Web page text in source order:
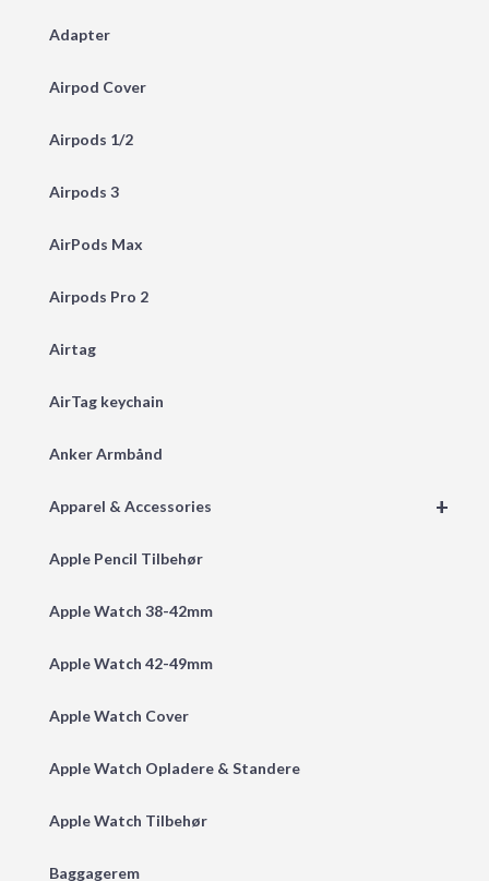
Adapter
Airpod Cover
Airpods 1/2
Airpods 3
AirPods Max
Airpods Pro 2
Airtag
AirTag keychain
Anker Armbånd
+
Apparel & Accessories
Apple Pencil Tilbehør
Apple Watch 38-42mm
Apple Watch 42-49mm
Apple Watch Cover
Apple Watch Opladere & Standere
Apple Watch Tilbehør
Baggagerem